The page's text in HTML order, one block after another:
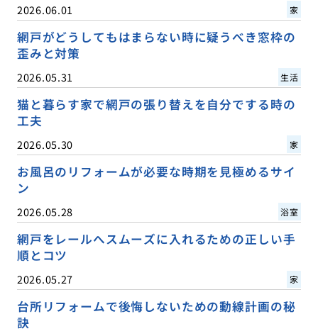
2026.06.01 家
網戸がどうしてもはまらない時に疑うべき窓枠の
歪みと対策
2026.05.31 生活
猫と暮らす家で網戸の張り替えを自分でする時の
工夫
2026.05.30 家
お風呂のリフォームが必要な時期を見極めるサイ
ン
2026.05.28 浴室
網戸をレールへスムーズに入れるための正しい手
順とコツ
2026.05.27 家
台所リフォームで後悔しないための動線計画の秘
訣